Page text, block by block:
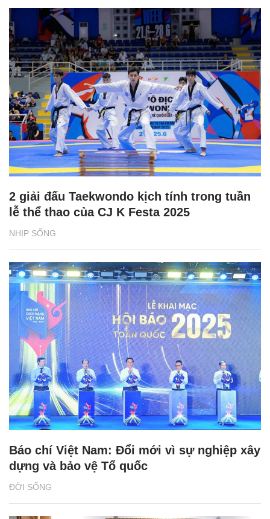
NHỊP SỐNG
2 giải đấu Taekwondo kịch tính trong tuần
lễ thể thao của CJ K Festa 2025
ĐỜI SỐNG
Báo chí Việt Nam: Đổi mới vì sự nghiệp xây
dựng và bảo vệ Tổ quốc